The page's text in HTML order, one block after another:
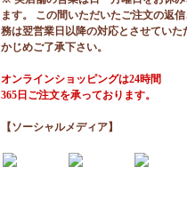
ます。 この間いただいたご注文の返
務は翌営業日以降の対応とさせていた
かじめご了承下さい。
オンラインショッピングは24時間
365日ご注文を承っております。
【ソーシャルメディア】